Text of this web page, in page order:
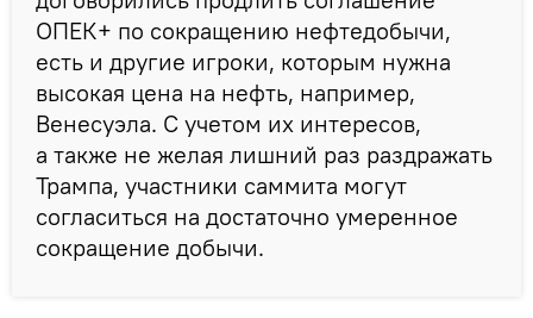
ОПЕК+ по сокращению нефтедобычи,
есть и другие игроки, которым нужна
высокая цена на нефть, например,
Венесуэла. С учетом их интересов,
а также не желая лишний раз раздражать
Трампа, участники саммита могут
согласиться на достаточно умеренное
сокращение добычи.